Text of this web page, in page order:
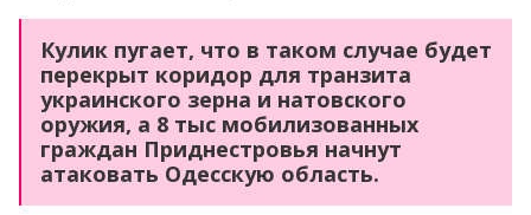
Кулик пугает, что в таком случае будет
перекрыт коридор для транзита
украинского зерна и натовского
оружия, а 8 тыс мобилизованных
граждан Приднестровья начнут
атаковать Одесскую область.